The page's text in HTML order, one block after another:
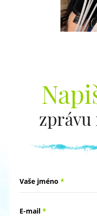
zprávu
Vaše jméno *
E-mail *